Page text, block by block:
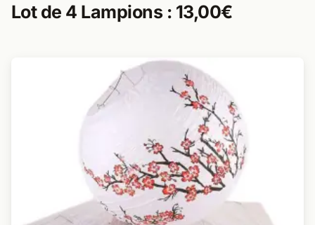
Lot de 4 Lampions : 13,00€